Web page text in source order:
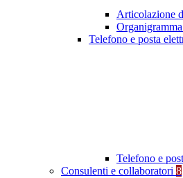
Articolazione
Organigramma
Telefono e posta
Telefono e
Consulenti e collaboratori 8